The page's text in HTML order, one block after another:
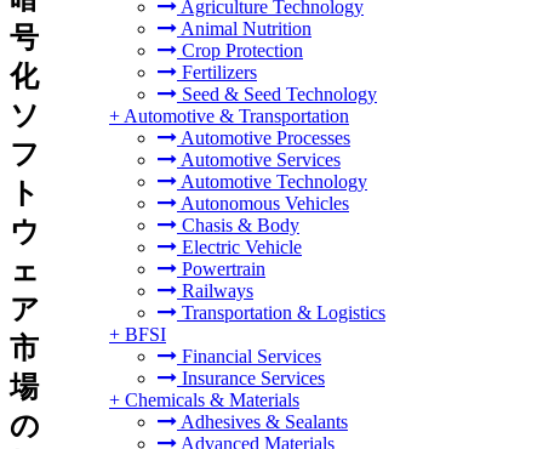
Agriculture Technology
Animal Nutrition
Crop Protection
Fertilizers
Seed & Seed Technology
+ Automotive & Transportation
Automotive Processes
Automotive Services
Automotive Technology
Autonomous Vehicles
Chasis & Body
Electric Vehicle
Powertrain
Railways
Transportation & Logistics
+ BFSI
Financial Services
Insurance Services
+ Chemicals & Materials
Adhesives & Sealants
Advanced Materials
号
化
ソ
フ
ト
ウ
ェ
ア
市
場
の